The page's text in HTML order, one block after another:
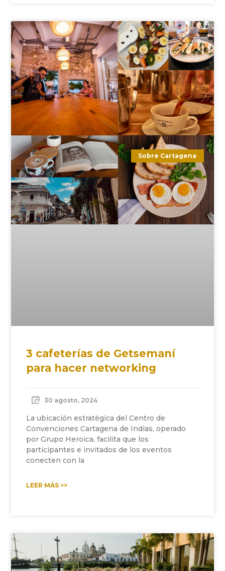
Sobre Cartagena
3 cafeterías de Getsemaní
para hacer networking
30 agosto, 2024
La ubicación estratégica del Centro de
Convenciones Cartagena de Indias, operado
por Grupo Heroica, facilita que los
participantes e invitados de los eventos
conecten con la
LEER MÁS >>